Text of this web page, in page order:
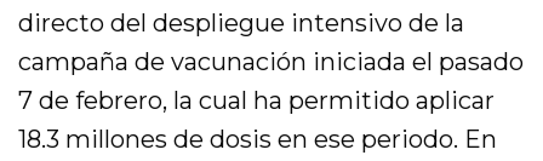
directo del despliegue intensivo de la
campaña de vacunación iniciada el pasado
7 de febrero, la cual ha permitido aplicar
18.3 millones de dosis en ese periodo. En